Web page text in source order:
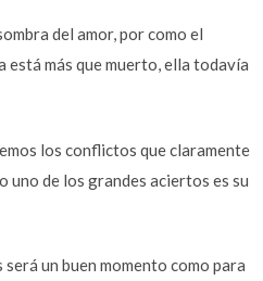
del amor, por como el
está más que muerto, ella todavía
los conflictos que claramente
uno de los grandes aciertos es su
un buen momento como para